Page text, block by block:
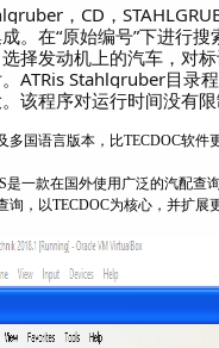
，CD，
。在“原始编号”下进行
择发动机上的汽车，对
ATRis Stahlgruber目录
该程序对运行时间没有限
多国语言版本，比TECDOC软件
是一款在国外使用广泛的汽配查
询，以TECDOC为核心，并扩展